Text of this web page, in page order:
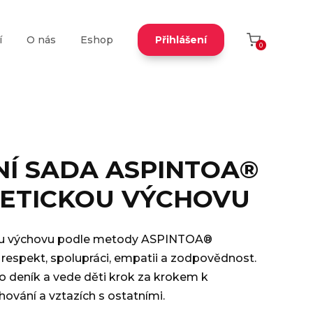
O nás Eshop Přihlášení 0
SADA ASPINTOA®
VÝCHOVU
výchovu podle metody ASPINTOA®
spolupráci, empatii a zodpovědnost.
deník a vede děti krok za krokem k
a vztazích s ostatními.